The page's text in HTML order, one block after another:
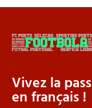
Vivez la
en français !